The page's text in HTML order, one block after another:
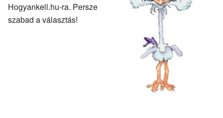
Hogyankell.hu-ra. Persze
szabad a választás!